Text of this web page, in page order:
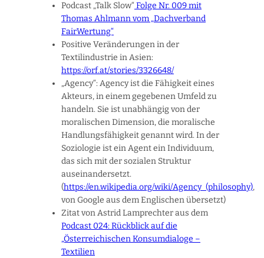
Podcast „Talk Slow“Folge Nr. 009 mit
Thomas Ahlmann vom „Dachverband
FairWertung“
Positive Veränderungen in der
Textilindustrie in Asien:
https://orf.at/stories/3326648/
„Agency“: Agency ist die Fähigkeit eines
Akteurs, in einem gegebenen Umfeld zu
handeln. Sie ist unabhängig von der
moralischen Dimension, die moralische
Handlungsfähigkeit genannt wird. In der
Soziologie ist ein Agent ein Individuum,
das sich mit der sozialen Struktur
auseinandersetzt.
(https://en.wikipedia.org/wiki/Agency_(philosophy),
von Google aus dem Englischen übersetzt)
Zitat von Astrid Lamprechter aus dem
Podcast 024: Rückblick auf die
„Österreichischen Konsumdialoge –
Textilien